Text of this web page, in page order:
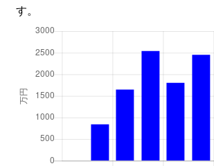
す。